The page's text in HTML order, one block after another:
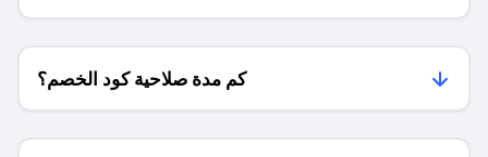
للمتاجر؟
كم مدة صلاحية كود الخصم؟